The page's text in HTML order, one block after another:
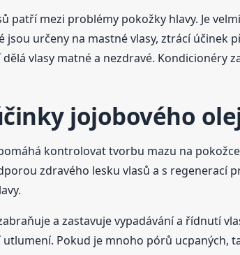
patří mezi problémy pokožky hlavy. Je
jsou určeny na mastné vlasy, ztrácí účinek
vlasy matné a nezdravé. Kondicionéry
jojobového
kontrolovat tvorbu mazu na
zdravého lesku vlasů a s regenerací
a zastavuje vypadávání a řídnutí
utlumení. Pokud je mnoho pórů ucpaných,